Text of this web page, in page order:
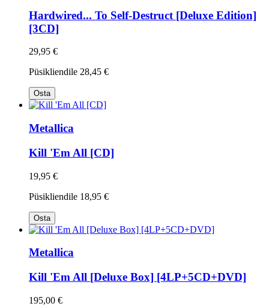
Hardwired... To Self-Destruct [Deluxe Edition]
[3CD]
29,95 €
Püsikliendile 28,45 €
Osta
Metallica
Kill 'Em All [CD]
19,95 €
Püsikliendile 18,95 €
Osta
Metallica
Kill 'Em All [Deluxe Box] [4LP+5CD+DVD]
195,00 €